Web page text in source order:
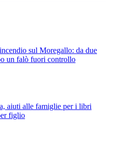
sul Moregallo: da due
un falò fuori controllo
aiuti alle famiglie per i libri
figlio